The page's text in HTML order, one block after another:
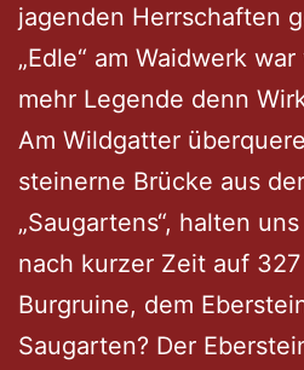
jagenden Herrschaften
„Edle“ am Waidwerk
mehr Legende denn
Am Wildgatter
steinerne Brücke aus
„Saugartens“, halten
nach kurzer Zeit auf
Burgruine, dem
Saugarten? Der